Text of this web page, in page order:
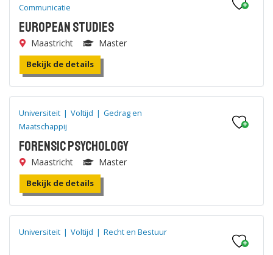
Communicatie
European Studies
Maastricht Master
Bekijk de details
Universiteit | Voltijd | Gedrag en
Maatschappij
Forensic Psychology
Maastricht Master
Bekijk de details
Universiteit | Voltijd | Recht en Bestuur